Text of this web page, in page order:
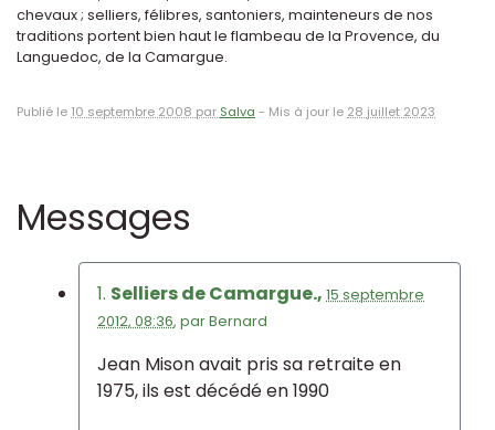
chevaux ; selliers, félibres, santoniers, mainteneurs de nos
traditions portent bien haut le flambeau de la Provence, du
Languedoc, de la Camargue.
Publié le 10 septembre 2008 par Salva - Mis à jour le 28 juillet 2023
Messages
1. Selliers de Camargue., 15 septembre
2012, 08:36, parBernard
Jean Mison avait pris sa retraite en
1975, ils est décédé en 1990